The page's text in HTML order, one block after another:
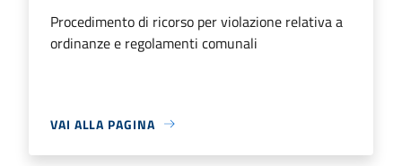
Procedimento di ricorso per violazione relativa a
ordinanze e regolamenti comunali
VAI ALLA PAGINA